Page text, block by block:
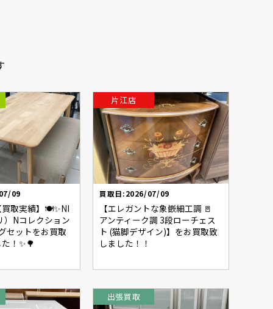
09
取実績】🍽️✨NI
）Nコレクション
セットをお買取
！✨🌳
片江店
買取日:2026/07/09
【エレガントな象嵌細工調 🚪
アンティーク調 3段ローチェス
ト (猫脚デザイン)】をお買取致
しました！！
出張買取